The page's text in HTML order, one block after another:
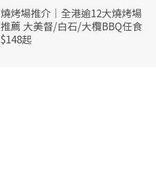
燒烤場推介｜全港逾12大燒烤場
推薦 大美督/白石/大欖BBQ任食
$148起